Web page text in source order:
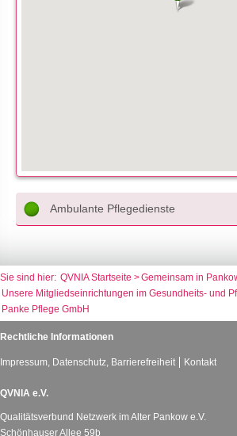
Ambulante Pflegedienste
QVNIA Startseite
Gemeinsam in
Unsere Mitgliedseinrichtungen im Gesundheits- und
Panke Pflege GmbH
Rechtliche Informationen
Impressum, Datenschutz, Barrierefreiheit Kontakt
QVNIA e.V.
Qualitätsverbund Netzwerk im Alter Pankow e.V.
Schönhauser Allee 59b